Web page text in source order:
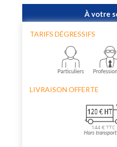
À votre
TARIFS DÉGRESSIFS
LIVRAISON OFFERTE